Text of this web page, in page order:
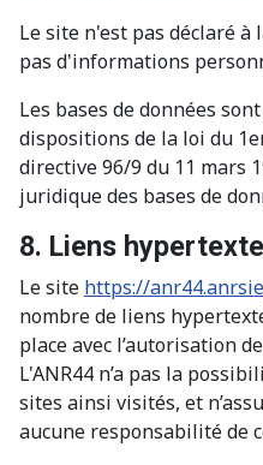
Le site n'est pas déclaré
pas d'informations
Les bases de données
dispositions de la loi du
directive 96/9 du 11 mars
juridique des bases de
8. Liens
Le site https://
nombre de liens
place avec l’autorisation
L'ANR44 n’a pas la
sites ainsi visités, et
aucune responsabilité de